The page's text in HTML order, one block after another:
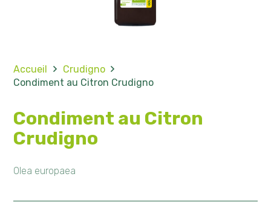
Accueil
Crudigno
Condiment au Citron Crudigno
Condiment au Citron
Crudigno
Olea europaea